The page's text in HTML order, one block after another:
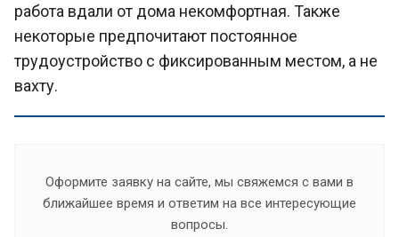
работа вдали от дома некомфортная. Также
некоторые предпочитают постоянное
трудоустройство с фиксированным местом, а не
вахту.
Оформите заявку на сайте, мы свяжемся с вами в
ближайшее время и ответим на все интересующие
вопросы.